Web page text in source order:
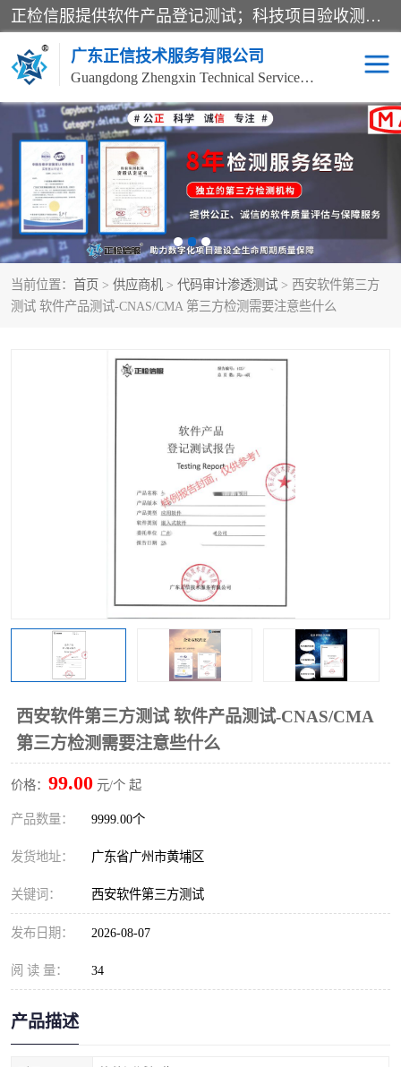
正检信服提供软件产品登记测试；科技项目验收测试；产品确认测试；功能测试；性能测试；安全测试；代码审计测试；漏洞扫描测试；渗透测试；风险评估测试；信息安全等级保护测评；双软认定；实验室建设质量体系建设；软件着作权、软件评测等服务。
广东正信技术服务有限公司
Guangdong Zhengxin Technical Service Co., Ltd
当前位置： 首页 > 供应商机 > 代码审计渗透测试 > 西安软件第三方
测试 软件产品测试-CNAS/CMA 第三方检测需要注意些什么
西安软件第三方测试 软件产品测试-CNAS/CMA
第三方检测需要注意些什么
价格： 99.00 元/个 起
产品数量： 9999.00个
发货地址： 广东省广州市黄埔区
关键词： 西安软件第三方测试
发布日期： 2026-08-07
阅 读 量： 34
产品描述
电子政务验收测评 数字信息化验收测评
应用软件系统测试 信息系统漏洞扫描
科技成果鉴定测试 软件产品登记测试
信息安全风险评估 系统性能效率测试